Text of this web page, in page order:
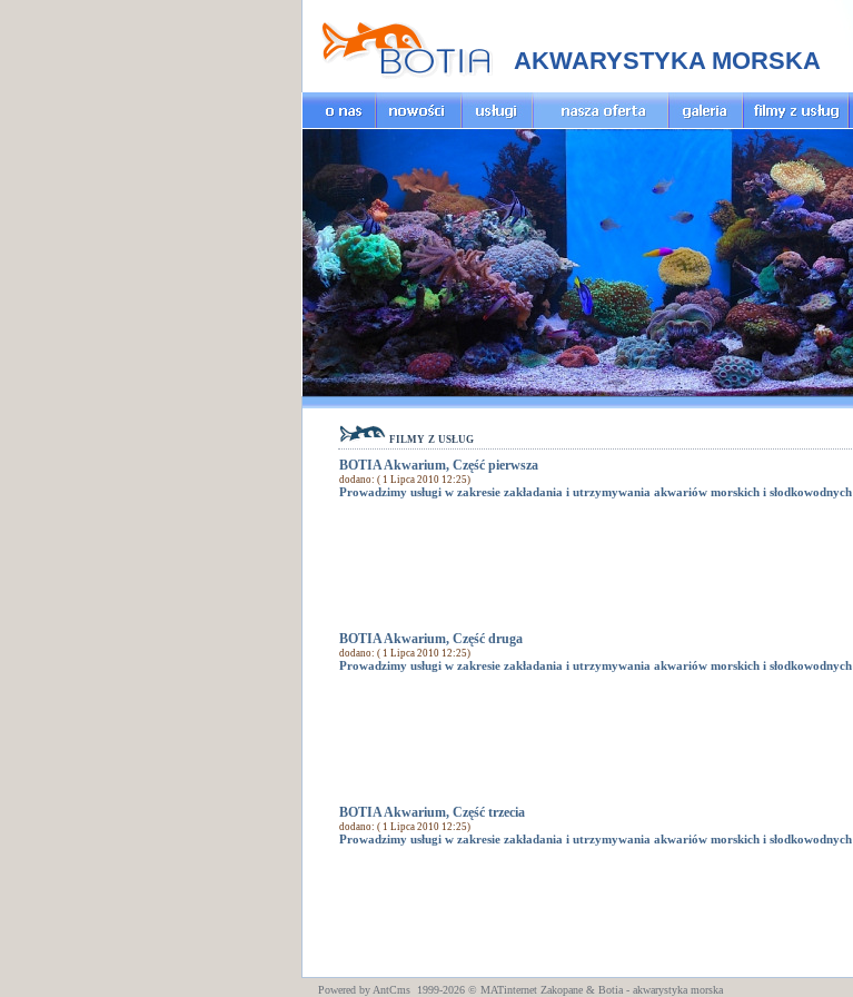
AKWARYSTYKA MORSKA
filmy z usług
BOTIA Akwarium, Część pierwsza
dodano: ( 1 Lipca 2010 12:25)
Prowadzimy usługi w zakresie zakładania i utrzymywania akwariów morskich i słodkowodnych
BOTIA Akwarium, Część druga
dodano: ( 1 Lipca 2010 12:25)
Prowadzimy usługi w zakresie zakładania i utrzymywania akwariów morskich i słodkowodnych
BOTIA Akwarium, Część trzecia
dodano: ( 1 Lipca 2010 12:25)
Prowadzimy usługi w zakresie zakładania i utrzymywania akwariów morskich i słodkowodnych
Powered by AntCms 1999-2026 © MATinternet Zakopane& Botia - akwarystyka morska